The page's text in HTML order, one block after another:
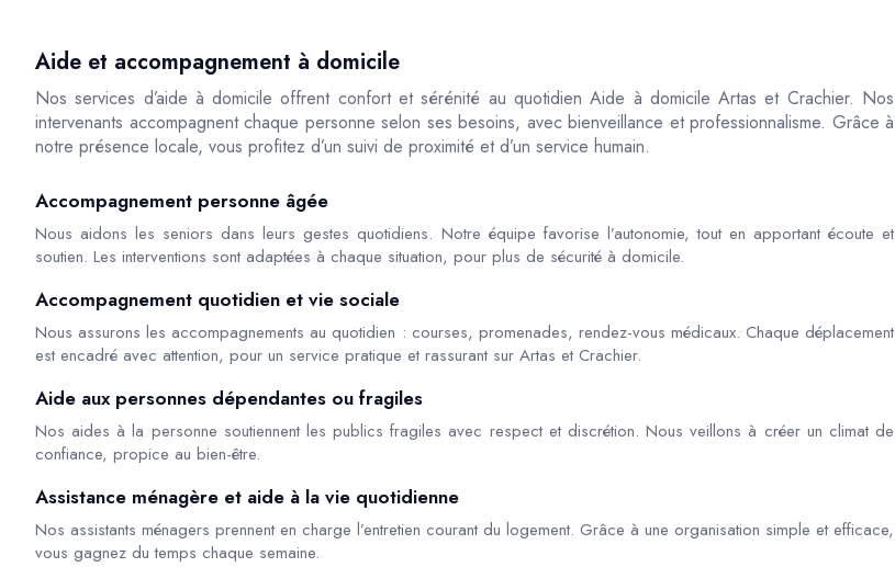
Aide et accompagnement à domicile
Nos services d’aide à domicile offrent confort et sérénité au quotidien Aide à domicile Artas et Crachier. Nos
intervenants accompagnent chaque personne selon ses besoins, avec bienveillance et professionnalisme. Grâce à
notre présence locale, vous profitez d’un suivi de proximité et d’un service humain.
Accompagnement personne âgée
Nous aidons les seniors dans leurs gestes quotidiens. Notre équipe favorise l’autonomie, tout en apportant écoute et
soutien. Les interventions sont adaptées à chaque situation, pour plus de sécurité à domicile.
Accompagnement quotidien et vie sociale
Nous assurons les accompagnements au quotidien : courses, promenades, rendez-vous médicaux. Chaque déplacement
est encadré avec attention, pour un service pratique et rassurant sur Artas et Crachier.
Aide aux personnes dépendantes ou fragiles
Nos aides à la personne soutiennent les publics fragiles avec respect et discrétion. Nous veillons à créer un climat de
confiance, propice au bien-être.
Assistance ménagère et aide à la vie quotidienne
Nos assistants ménagers prennent en charge l’entretien courant du logement. Grâce à une organisation simple et efficace,
vous gagnez du temps chaque semaine.